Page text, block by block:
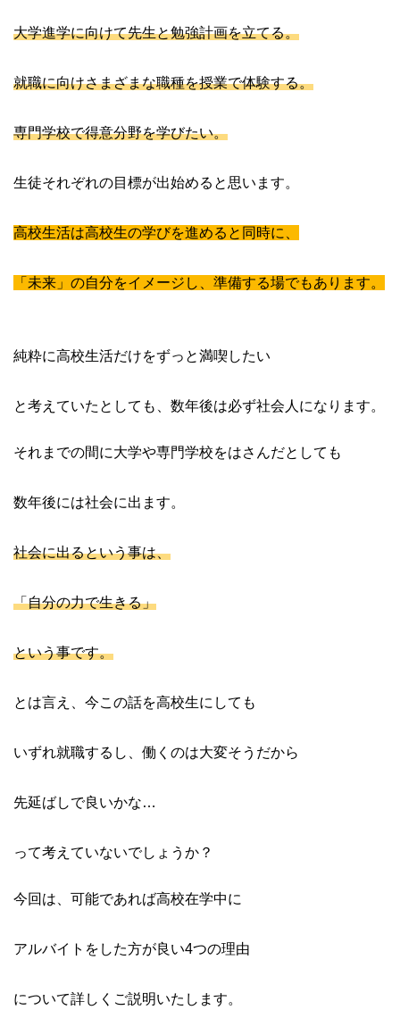
大学進学に向けて先生と勉強計画を立てる。
就職に向けさまざまな職種を授業で体験する。
専門学校で得意分野を学びたい。
生徒それぞれの目標が出始めると思います。
高校生活は高校生の学びを進めると同時に、
「未来」の自分をイメージし、準備する場でもあります。
純粋に高校生活だけをずっと満喫したい
と考えていたとしても、数年後は必ず社会人になります。
それまでの間に大学や専門学校をはさんだとしても
数年後には社会に出ます。
社会に出るという事は、
「自分の力で生きる」
という事です。
とは言え、今この話を高校生にしても
いずれ就職するし、働くのは大変そうだから
先延ばしで良いかな…
って考えていないでしょうか？
今回は、可能であれば高校在学中に
アルバイトをした方が良い4つの理由
について詳しくご説明いたします。